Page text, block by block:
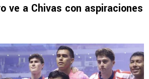
ve a Chivas con aspiraciones